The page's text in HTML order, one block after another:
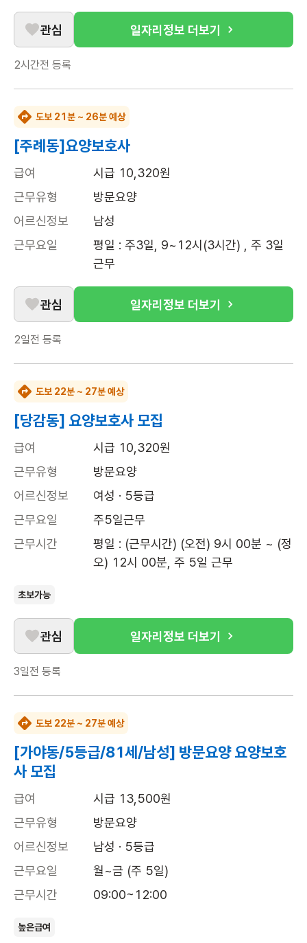
관심 일자리정보 더보기
2시간전 등록
도보 21분 ~ 26분 예상
[주례동]요양보호사
급여
시급 10,320원
근무유형
방문요양
어르신정보
남성
근무요일
평일 : 주3일, 9~12시(3시간) , 주 3일
근무
관심 일자리정보 더보기
2일전 등록
도보 22분 ~ 27분 예상
[당감동] 요양보호사 모집
급여
시급 10,320원
근무유형
방문요양
어르신정보
여성 · 5등급
근무요일
주5일근무
근무시간
평일 : (근무시간) (오전) 9시 00분 ~ (정
오) 12시 00분, 주 5일 근무
초보가능
관심 일자리정보 더보기
3일전 등록
도보 22분 ~ 27분 예상
[가야동/5등급/81세/남성] 방문요양 요양보호
사 모집
급여
시급 13,500원
근무유형
방문요양
어르신정보
남성 · 5등급
근무요일
월~금 (주 5일)
근무시간
09:00~12:00
높은급여